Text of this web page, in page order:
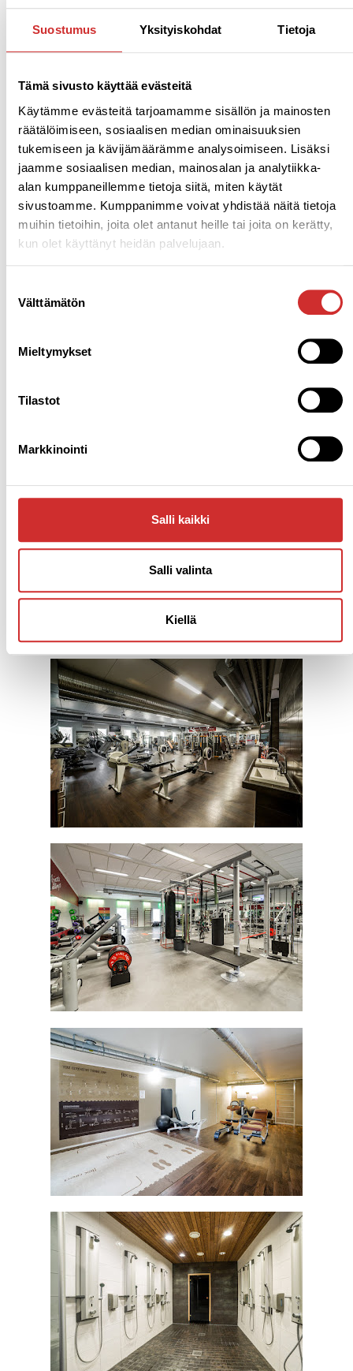
Suostumus Yksityiskohdat Tietoja
Tämä sivusto käyttää evästeitä
Käytämme evästeitä tarjoamamme sisällön ja mainosten
räätälöimiseen, sosiaalisen median ominaisuuksien
tukemiseen ja kävijämäärämme analysoimiseen. Lisäksi
jaamme sosiaalisen median, mainosalan ja analytiikka-
alan kumppaneillemme tietoja siitä, miten käytät
sivustoamme. Kumppanimme voivat yhdistää näitä tietoja
muihin tietoihin, joita olet antanut heille tai joita on kerätty,
kun olet käyttänyt heidän palvelujaan.
valinta
Välttämätön
Mieltymykset
Tilastot
Markkinointi
Salli kaikki
Salli valinta
Kiellä